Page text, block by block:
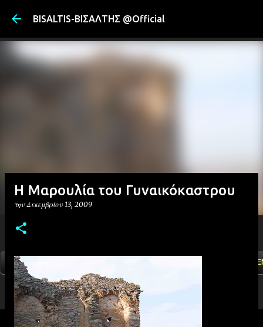
BISALTIS-ΒΙΣΑΛΤΗΣ @Official
ΑΡΧΙΚΗ
Η Μαρουλία του Γυναικόκαστρου
την Δεκεμβρίου 13, 2009